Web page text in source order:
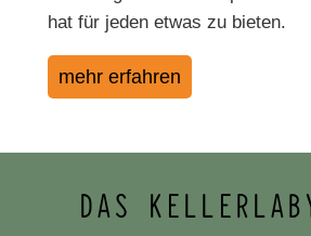
hat für jeden etwas zu bieten.
mehr erfahren
DAS